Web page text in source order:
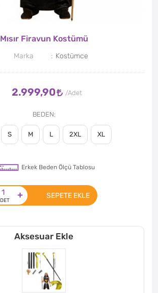
Mısır Firavun Kostümü
Marka Kostümce
2.999,90
BEDEN
S M L 2XL XL
Erkek Beden Ölçü Tablosu
+ SEPETE EKLE
Aksesuar Ekle